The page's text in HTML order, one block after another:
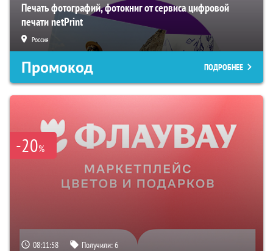
Печать фотографий, фотокниг от сервиса цифровой
печати netPrint
Россия
Промокод ПОДРОБНЕЕ
-20%
08:11:57 Получили:6